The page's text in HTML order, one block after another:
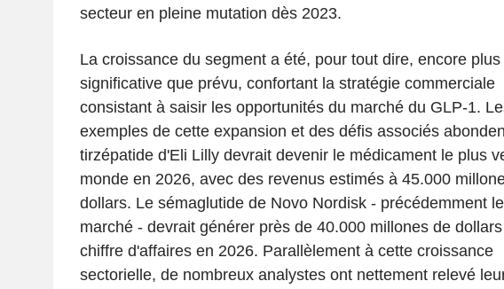
secteur en pleine mutation dès 2023.
La croissance du segment a été, pour tout dire, encore plus
significative que prévu, confortant la stratégie commerciale
consistant à saisir les opportunités du marché du GLP-1.
exemples de cette expansion et des défis associés
tirzépatide d'Eli Lilly devrait devenir le médicament le plus
monde en 2026, avec des revenus estimés à 45.000
dollars. Le sémaglutide de Novo Nordisk - précédemment
marché - devrait générer près de 40.000 millones de
chiffre d'affaires en 2026. Parallèlement à cette croissance
sectorielle, de nombreux analystes ont nettement relevé